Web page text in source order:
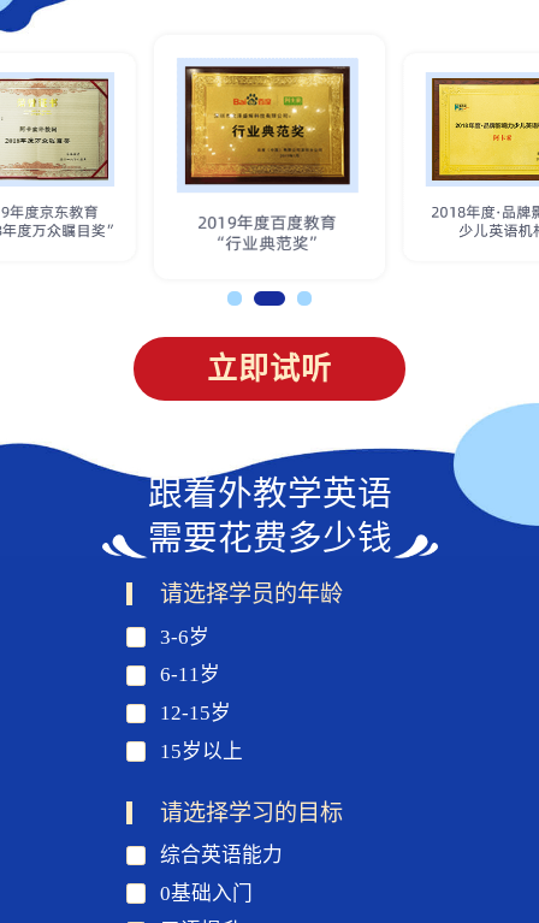
立即试听
跟着外教学英语
需要花费多少钱
请选择学员的年龄
3-6岁
6-11岁
12-15岁
15岁以上
请选择学习的目标
综合英语能力
0基础入门